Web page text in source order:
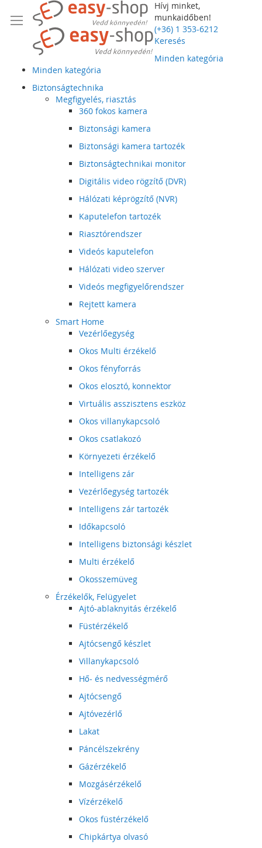
Hívj minket,
munkaidőben!
(+36) 1 353-6212
Keresés
Minden kategória
Minden kategória
Biztonságtechnika
Megfigyelés, riasztás
360 fokos kamera
Biztonsági kamera
Biztonsági kamera tartozék
Biztonságtechnikai monitor
Digitális video rögzítő (DVR)
Hálózati képrögzítő (NVR)
Kaputelefon tartozék
Riasztórendszer
Videós kaputelefon
Hálózati video szerver
Videós megfigyelőrendszer
Rejtett kamera
Smart Home
Vezérlőegység
Okos Multi érzékelő
Okos fényforrás
Okos elosztó, konnektor
Virtuális asszisztens eszköz
Okos villanykapcsoló
Okos csatlakozó
Környezeti érzékelő
Intelligens zár
Vezérlőegység tartozék
Intelligens zár tartozék
Időkapcsoló
Intelligens biztonsági készlet
Multi érzékelő
Okosszemüveg
Érzékelők, Felügyelet
Ajtó-ablaknyitás érzékelő
Füstérzékelő
Ajtócsengő készlet
Villanykapcsoló
Hő- és nedvességmérő
Ajtócsengő
Ajtóvezérlő
Lakat
Páncélszekrény
Gázérzékelő
Mozgásérzékelő
Vízérzékelő
Okos füstérzékelő
Chipkártya olvasó